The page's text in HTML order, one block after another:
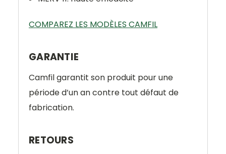
COMPAREZ LES MODÈLES CAMFIL
GARANTIE
Camfil garantit son produit pour une
période d’un an contre tout défaut de
fabrication.
RETOURS